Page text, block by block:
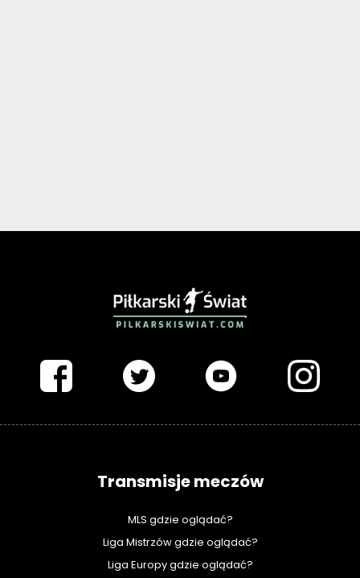
Transmisje meczów
MLS gdzie oglądać?
Liga Mistrzów gdzie oglądać?
Liga Europy gdzie oglądać?